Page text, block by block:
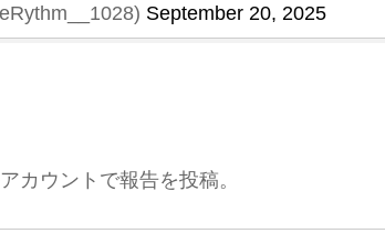
September 20, 2025
カウントで報告を投稿。